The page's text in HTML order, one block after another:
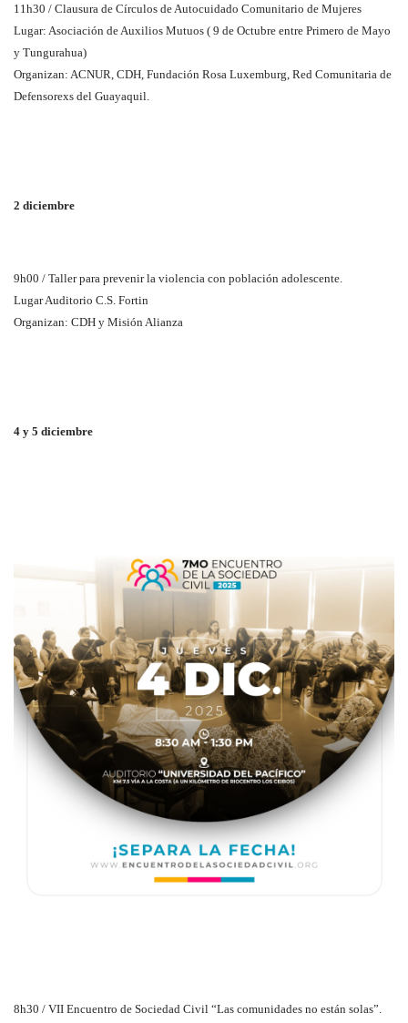
11h30 / Clausura de Círculos de Autocuidado Comunitario de Mujeres
Lugar: Asociación de Auxilios Mutuos ( 9 de Octubre entre Primero de Mayo
y Tungurahua)
Organizan: ACNUR, CDH, Fundación Rosa Luxemburg, Red Comunitaria de
Defensorexs del Guayaquil.
2 diciembre
9h00 / Taller para prevenir la violencia con población adolescente.
Lugar Auditorio C.S. Fortin
Organizan: CDH y Misión Alianza
4 y 5 diciembre
8h30 / VII Encuentro de Sociedad Civil “Las comunidades no están solas”.